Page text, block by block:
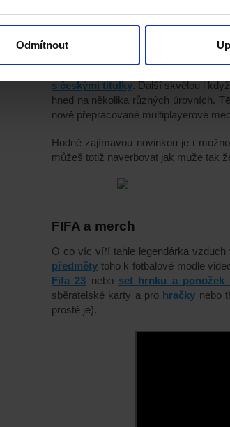
OdmítnoutEA Sports FC 24 umí česky
s českými titulky. Další skvělou i
hned na několika různých úrovních.
nově přepracované multiplayerové
Hodně zajímavou novinkou je i
můžeš totiž naverbovat jak muže tak
FIFA a merch
O co víc víří tahle legendárka
předměty toho k fotbalové modle
Fifa 23 nebo set hrnku a ponožek
sběratelské karty a pro hračky nebo
prostě je).